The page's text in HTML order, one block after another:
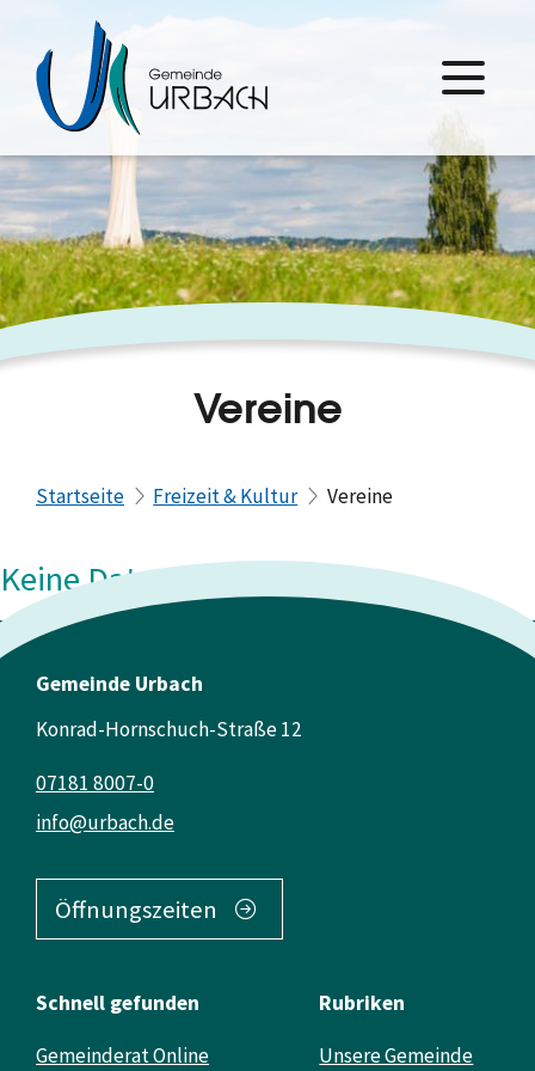
Vereine
Startseite Freizeit & Kultur Vereine
Keine Daten vorhanden
Gemeinde Urbach
Konrad-Hornschuch-Straße 12
info@urbach.de
07181 8007-0
Öffnungszeiten
Schnell gefunden
Gemeinderat Online
Rubriken
Unsere Gemeinde